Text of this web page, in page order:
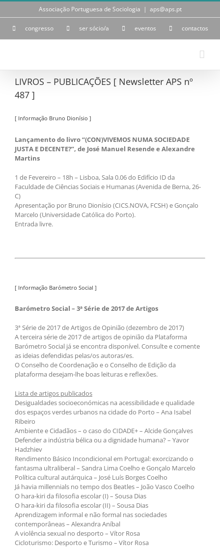
Skip
Associação Portuguesa de Sociologia | aps@aps.pt
congresso ser sócio/a eventos contactos
LIVROS – PUBLICAÇÕES [ Newsletter APS nº
487 ]
[ Informação Bruno Dionísio ]
Lançamento do livro “(CON)VIVEMOS NUMA SOCIEDADE
JUSTA E DECENTE?”, de José Manuel Resende e Alexandre
Martins
1 de Fevereiro – 18h – Lisboa, Sala 0.06 do Edifício ID da
Faculdade de Ciências Sociais e Humanas (Avenida de Berna, 26-
C)
Apresentação por Bruno Dionísio (CICS.NOVA, FCSH) e Gonçalo
Marcelo (Universidade Católica do Porto).
Entrada livre.
[ Informação Barómetro Social ]
Barómetro Social – 3ª Série de 2017 de Artigos
3ª Série de 2017 de Artigos de Opinião (dezembro de 2017)
A terceira série de 2017 de artigos de opinião da Plataforma
Barómetro Social já se encontra disponível. Consulte e comente
as ideias defendidas pelas/os autoras/es.
O Conselho de Coordenação e o Conselho de Edição da
plataforma desejam-lhe boas leituras e reflexões.
Lista de artigos publicados
Desigualdades socioeconómicas na acessibilidade e qualidade
dos espaços verdes urbanos na cidade do Porto – Ana Isabel
Ribeiro
Ambiente e Cidadãos – o caso do CIDADE+ – Alcide Gonçalves
Defender a indústria bélica ou a dignidade humana? – Yavor
Hadzhiev
Rendimento Básico Incondicional em Portugal: exorcizando o
fantasma ultraliberal – Sandra Lima Coelho e Gonçalo Marcelo
Política cultural autárquica – José Luís Borges Coelho
Já havia millennials no tempo dos Beatles – João Vasco Coelho
O hara-kiri da filosofia escolar (I) – Sousa Dias
O hara-kiri da filosofia escolar (II) – Sousa Dias
Aprendizagem informal e não formal nas sociedades
contemporâneas – Alexandra Aníbal
A violência sexual no desporto – Vítor Rosa
Cicloturismo: Desporto e Turismo – Vítor Rosa